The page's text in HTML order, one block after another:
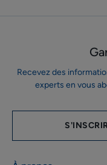
Recevez des
experts en vous